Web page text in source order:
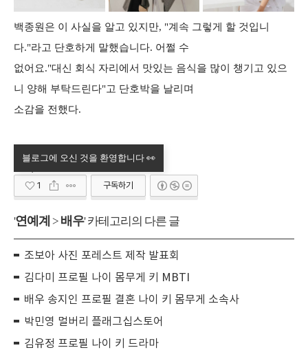
백종원은 이 사실을 알고 있지만, "계속 그렇게 할 것입니
다."라고 단호하게 말했습니다. 어쩔 수
없어요."대신 회식 자리에서 맛있는 음식을 많이 챙기고 있으
니 양해 부탁드린다"고 단호박을 날리며
소감을 전했다.
1 구독하기
'연예계 > 배우' 카테고리의 다른 글
조보아 사진 포레스트 제작 발표회
김다미 프로필 나이 몸무게 키 MBTI
배우 송지인 프로필 결혼 나이 키 몸무게 소속사
박민영 멀버리 플래그십스토어
김유정 프로필 나이 키 드라마